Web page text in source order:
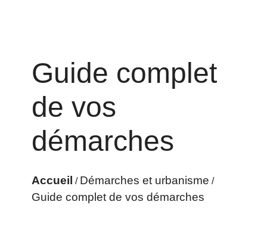
Guide complet
de vos
démarches
Accueil / Démarches et urbanisme /
Guide complet de vos démarches